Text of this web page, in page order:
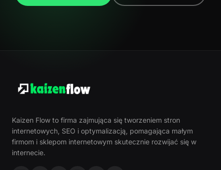
Kaizen Flow to firma zajmująca się tworzeniem stron
internetowych, SEO i optymalizacją, pomagająca małym
firmom i sklepom internetowym skutecznie rozwijać się w
internecie.